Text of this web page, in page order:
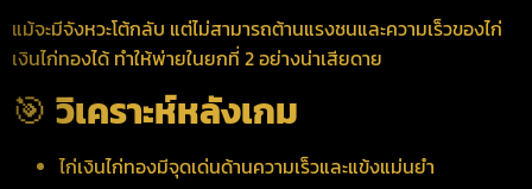
แม้จะมีจังหวะโต้กลับ แต่ไม่สามารถต้านแรงชนและความเร็วของไก่
เงินไก่ทองได้ ทำให้พ่ายในยกที่ 2 อย่างน่าเสียดาย
🎯 วิเคราะห์หลังเกม
ไก่เงินไก่ทองมีจุดเด่นด้านความเร็วและแข้งแม่นยำ